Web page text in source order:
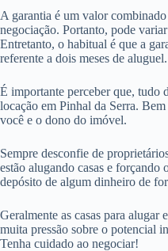
A garantia é um valor
negociação. Portanto, pode
Entretanto, o habitual é que a
referente a dois meses de aluguel.
É importante perceber que, tudo
locação em Pinhal da Serra.
você e o dono do imóvel.
Sempre desconfie de
estão alugando casas e
depósito de algum dinheiro de
Geralmente as casas para
muita pressão sobre o potencial
Tenha cuidado ao negociar!